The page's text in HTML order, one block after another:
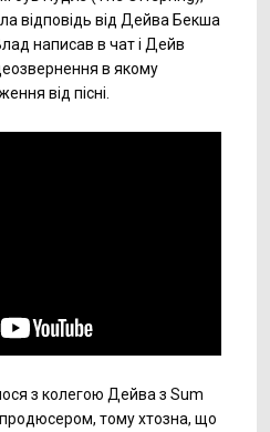
відповідь від Дейва Бекша
написав в чат і Дейв
в якому
від пісні.
з колегою Дейва з Sum
тому хтозна, що